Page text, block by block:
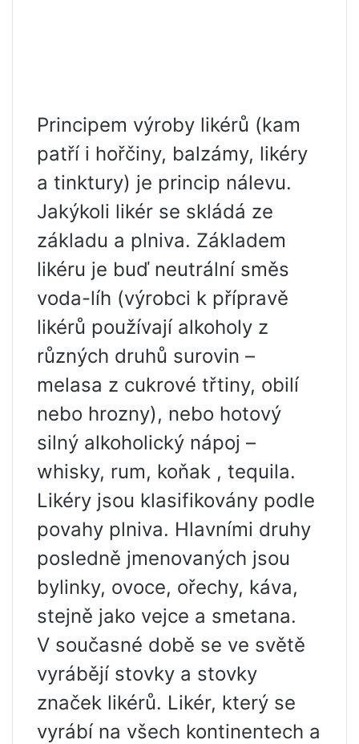
Principem výroby likérů (kam
patří i hořčiny, balzámy, likéry
a tinktury) je princip nálevu.
Jakýkoli likér se skládá ze
základu a plniva. Základem
likéru je buď neutrální směs
voda-líh (výrobci k přípravě
likérů používají alkoholy z
různých druhů surovin –
melasa z cukrové třtiny, obilí
nebo hrozny), nebo hotový
silný alkoholický nápoj –
whisky, rum, koňak , tequila.
Likéry jsou klasifikovány podle
povahy plniva. Hlavními druhy
posledně jmenovaných jsou
bylinky, ovoce, ořechy, káva,
stejně jako vejce a smetana.
V současné době se ve světě
vyrábějí stovky a stovky
značek likérů. Likér, který se
vyrábí na všech kontinentech a